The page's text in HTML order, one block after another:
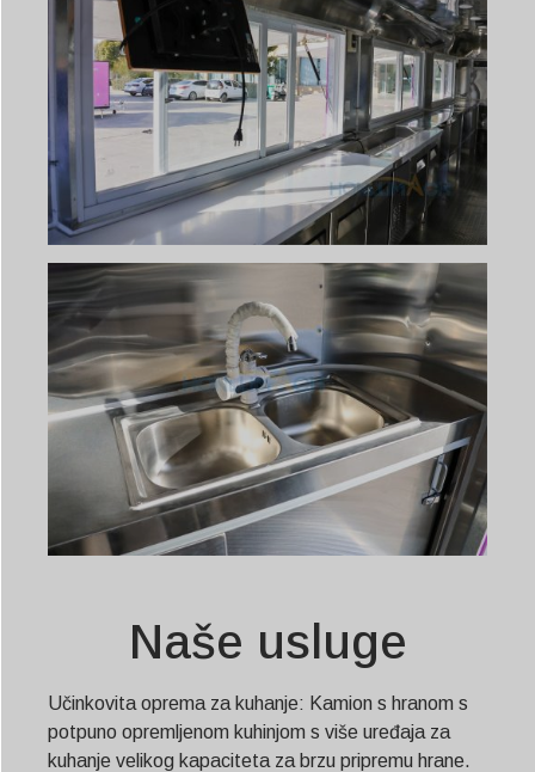
Naše usluge
Učinkovita oprema za kuhanje: Kamion s hranom s
potpuno opremljenom kuhinjom s više uređaja za
kuhanje velikog kapaciteta za brzu pripremu hrane.